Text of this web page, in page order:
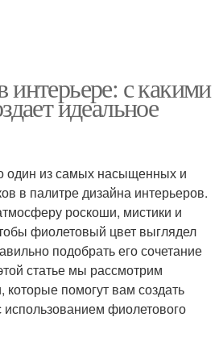
с какими
идеальное
один из самых насыщенных и
в палитре дизайна интерьеров.
роскоши, мистики и
фиолетовый цвет выглядел
подобрать его сочетание
статье мы рассмотрим
помогут вам создать
фиолетового